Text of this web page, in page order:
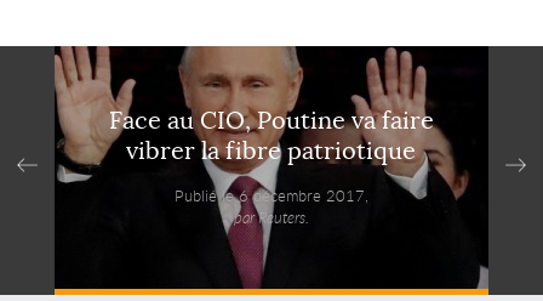
Face au CIO, Poutine va faire
vibrer la fibre patriotique
Publié le 6 décembre 2017,
par Reuters.